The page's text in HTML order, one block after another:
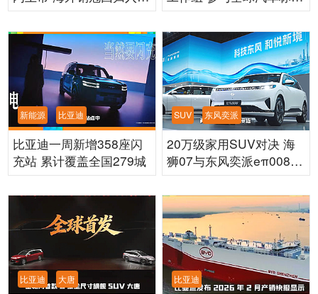
国内皮卡市场
制定
新能源 比亚迪
比亚迪一周新增358座闪
充站 累计覆盖全国279城
SUV 东风奕派
20万级家用SUV对决 海
狮07与东风奕派eπ008该
怎么选？
比亚迪 大唐 比亚迪